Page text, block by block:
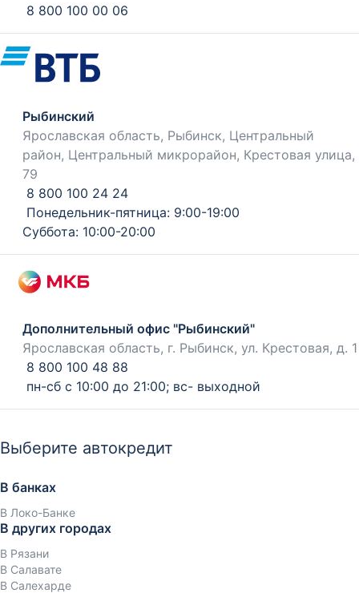
8 800 100 00 06
Рыбинский
Ярославская область, Рыбинск, Центральный
район, Центральный микрорайон, Крестовая улица,
79
8 800 100 24 24
Понедельник-пятница: 9:00-19:00
Суббота: 10:00-20:00
Дополнительный офис "Рыбинский"
Ярославская область, г. Рыбинск, ул. Крестовая, д. 1
8 800 100 48 88
пн-сб с 10:00 до 21:00; вс- выходной
Выберите автокредит
В банках
В Локо-Банке
В других городах
В Рязани
В Салавате
В Салехарде